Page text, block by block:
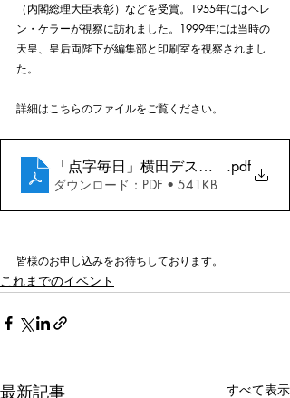
（内閣総理大臣表彰）などを受賞。1955年にはヘレ
ン・ケラーが視察に訪れました。1999年には当時の
天皇、皇后両陛下が編集部と印刷室を視察されまし
た。
詳細はこちらのファイルをご覧ください。
「点字毎日」横田デスク・講座告
.pdf
ダウンロード：PDF • 541KB
皆様のお申し込みをお待ちしております。
これまでのイベント
最新記事 すべて表示